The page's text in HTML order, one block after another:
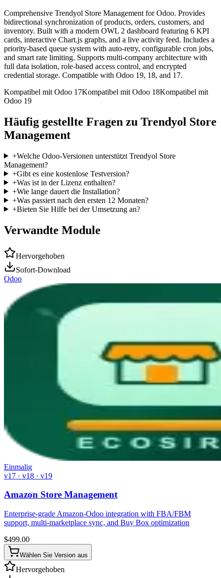
Comprehensive Trendyol Store Management for Odoo. Provides
bidirectional synchronization of products, orders, customers, and
inventory. Built with a modern OWL 2 dashboard featuring 6 KPI
cards, interactive Chart.js graphs, and a live activity feed. Includes a
priority-based queue system with auto-retry, configurable cron jobs,
and smart rate limiting. Supports multi-company architecture with
full data isolation, role-based access control, and encrypted
credential storage. Compatible with Odoo 19, 18, and 17.
Kompatibel mit Odoo 17Kompatibel mit Odoo 18Kompatibel mit
Odoo 19
Häufig gestellte Fragen zu Trendyol Store
Management
+Welche Odoo-Versionen unterstützt Trendyol Store
Management?
+Gibt es eine kostenlose Testversion?
+Was ist in der Lizenz enthalten?
+Wie lange dauert die Installation?
+Was passiert nach den ersten 12 Monaten?
+Bieten Sie Hilfe bei der Umsetzung an?
Verwandte Module
Hervorgehoben
Sofort-Download
Odoo
Einmalig
v17 · v18 · v19
Amazon Store Management
Enterprise-grade Amazon-Odoo integration with FBA/FBM
support, multi-marketplace sync, and Buy Box optimization
$499.00
Wählen Sie Version aus
Hervorgehoben